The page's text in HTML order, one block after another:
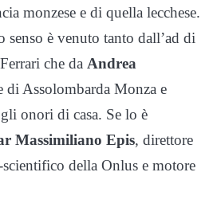
monzese e di quella lecchese.
senso è venuto tanto dall’ad di
che da Andrea
di Assolombarda Monza e
onori di casa. Se lo è
Massimiliano Epis, direttore
della Onlus e motore